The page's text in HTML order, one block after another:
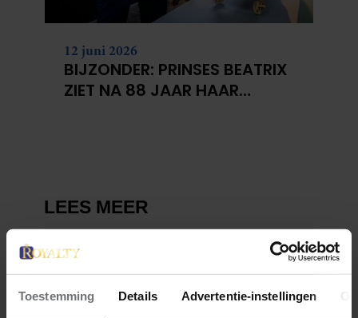
Toestemming Details Advertentie-instellingen
12 juni 2026
BIJZONDER: PRINSES BEATRIX
ZIET NA 88 JAAR HAAR